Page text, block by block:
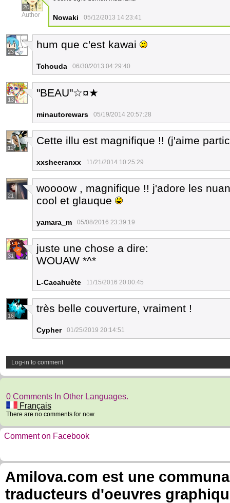
20
Author Nowaki 05/12/2013 14:23:41
23
hum que c'est kawai
Tchouda 06/30/2013 04:29:40
13
"BEAU"☆¤★
minautorewars 05/19/2014 20:57:28
11
Cette illu est magnifique !! (j'aime
xxsheeranxx 11/21/2014 10:25:29
21
woooow , magnifique !! j'adore les
cool et glauque
yamara_m 05/08/2016 23:39:19
31
juste une chose a dire:
WOUAW *^*
L-Cacahuète 11/15/2016 20:00:45
16
très belle couverture, vraiment !
Cypher 01/25/2019 20:14:51
Log-in to comment
0 Comments In Other Languages.
Français
There are no comments for now.
Comment on Facebook
Amilova.com est une
traducteurs d'oeuvres